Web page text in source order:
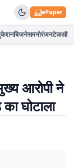
ePaper
बिजनेसमनोरंजनटेकऑटो
आरोपी ने
घोटाला